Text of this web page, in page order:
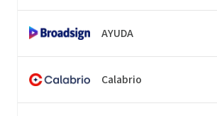
AYUDA
Calabrio